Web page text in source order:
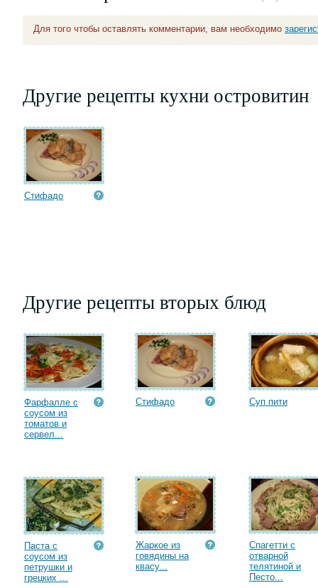
Для того чтобы оставлять комментарии, вам необходимо
Другие рецепты кухни островитин
Стифадо
Другие рецепты вторых блюд
Фарфалле с
соусом из
томатов и
сервел...
Стифадо Суп пити
Паста с
соусом из
петрушки и
грецких ...
Жаркое из
говядины на
квасу...
Спагетти с
отварной
телятиной и
Песто...